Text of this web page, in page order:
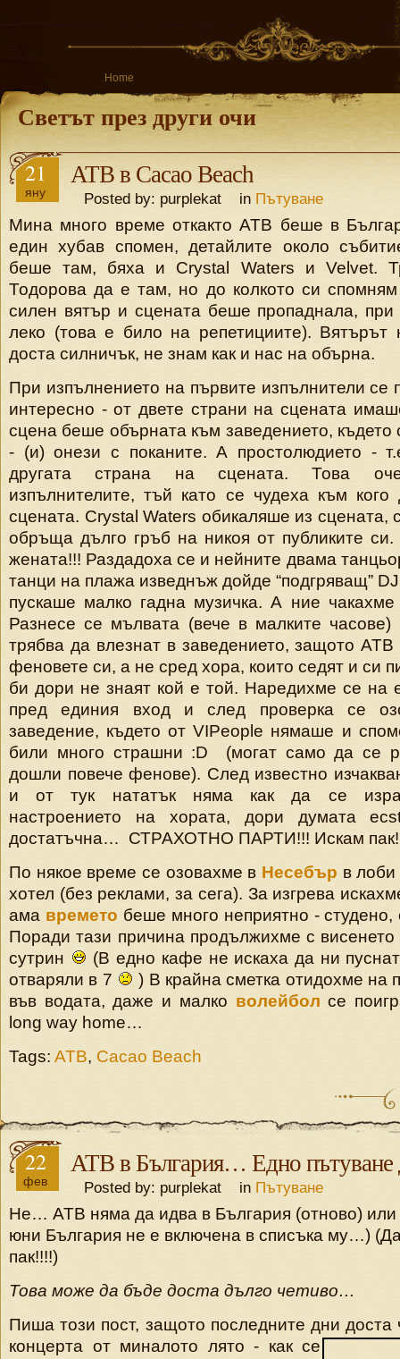
Home
Светът през други очи
21
яну
ATB в Cacao Beach
Posted by: purplekat in Пътуване
Мина много време откакто ATB беше в
един хубав спомен, детайлите около
беше там, бяха и Crystal Waters и Velvet.
Тодорова да е там, но до колкото си
силен вятър и сцената беше пропаднала, при
леко (това е било на репетициите). Вятърът
доста силничък, не знам как и нас на обърна.
При изпълнението на първите изпълнители се
интересно - от двете страни на сцената
сцена беше обърната към заведението, където
- (и) онези с поканите. А простолюдието -
другата страна на сцената. Това
изпълнителите, тъй като се чудеха към
сцената. Crystal Waters обикаляше из сцената,
обръща дълго гръб на никоя от публиките
жената!!! Раздадоха се и нейните двама
танци на плажа изведнъж дойде “подгряващ”
пускаше малко гадна музичка. А ние
Разнесе се мълвата (вече в малките
трябва да влезнат в заведението, защото
феновете си, а не сред хора, които седят и си
би дори не знаят кой е той. Наредихме се на
пред единия вход и след проверка се
заведение, където от VIPeople нямаше и
били много страшни :D (могат само да се
дошли повече фенове). След известно
и от тук нататък няма как да се
настроението на хората, дори думата
достатъчна… СТРАХОТНО ПАРТИ!!! Искам
По някое време се озовахме в Несебър в
хотел (без реклами, за сега). За изгрева
ама времето беше много неприятно - студено,
Поради тази причина продължихме с
сутрин
(В едно кафе не искаха да ни
отваряли в 7
) В крайна сметка отидохме на
във водата, даже и малко волейбол се
long way home…
Tags: ATB, Cacao Beach
22
фев
ATB в България… Едно пътуване
Posted by: purplekat in Пътуване
Не… ATB няма да идва в България (отново) или
юни България не е включена в списъка му…)
пак!!!!)
Това може да бъде доста дълго четиво…
Пиша този пост, защото последните дни
концерта от миналото лято - как се